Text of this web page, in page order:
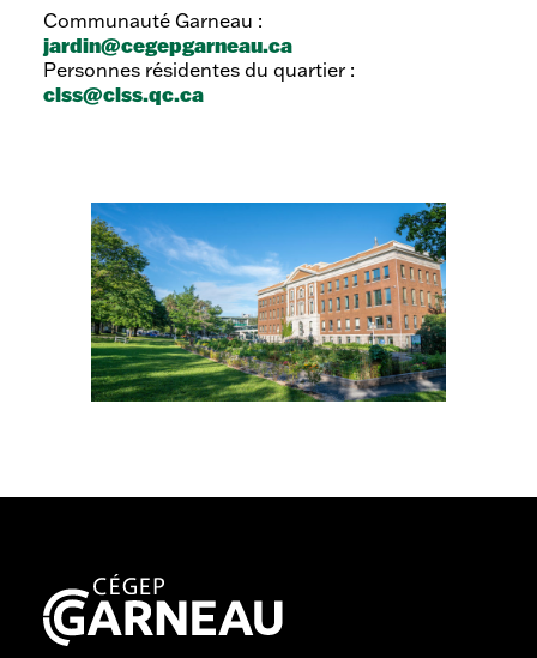
Communauté Garneau :
jardin@cegepgarneau.ca
Personnes résidentes du quartier :
clss@clss.qc.ca